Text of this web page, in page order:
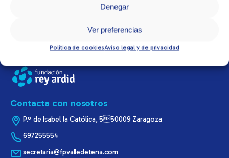
Denegar
Ver preferencias
Política de cookiesAviso legal y de privacidad
Contacta con nosotros
P.º de Isabel la Católica, 550009 Zaragoza
697255554
secretaria@fpvalledetena.com